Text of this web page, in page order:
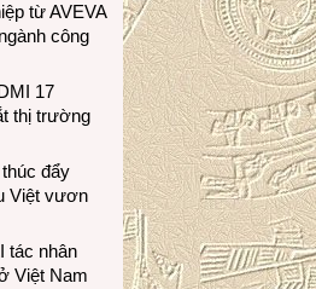
từ AVEVA
công
17
thị trường
đẩy
Việt vươn
tác nhân
Việt Nam